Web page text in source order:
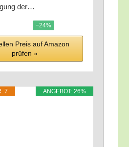
der…
−24%
Preis auf Ama­zon
prü­fen »
ANGE­BOT: 26%
7